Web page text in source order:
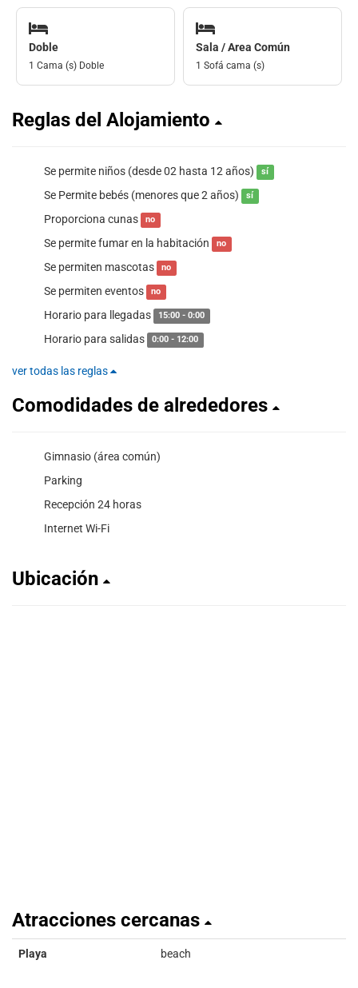
Doble
1 Cama (s) Doble
Sala / Area Común
1 Sofá cama (s)
Reglas del Alojamiento
Se permite niños (desde 02 hasta 12 años) sí
Se Permite bebés (menores que 2 años) sí
Proporciona cunas no
Se permite fumar en la habitación no
Se permiten mascotas no
Se permiten eventos no
Horario para llegadas 15:00 - 0:00
Horario para salidas 0:00 - 12:00
ver todas las reglas
Comodidades de alrededores
Gimnasio (área común)
Parking
Recepción 24 horas
Internet Wi-Fi
Ubicación
Atracciones cercanas
Playa beach